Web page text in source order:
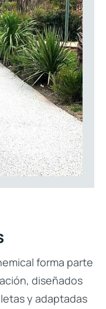
forma parte
diseñados
y adaptadas